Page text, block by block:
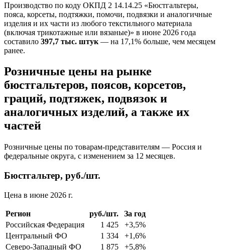
Производство по коду ОКПД 2 14.14.25 «Бюстгальтеры,
пояса, корсеты, подтяжки, помочи, подвязки и аналогичные
изделия и их части из любого текстильного материала
(включая трикотажные или вязаные)» в июне 2026 года
составило 397,7 тыс. штук — на 17,1% больше, чем месяцем
ранее.
Розничные цены на рынке
бюстгальтеров, поясов, корсетов,
граций, подтяжек, подвязок и
аналогичных изделий, а также их
частей
Розничные цены по товарам-представителям — Россия и
федеральные округа, с изменением за 12 месяцев.
Бюстгальтер, руб./шт.
Цена в июне 2026 г.
Регион руб./шт.
За год
Российская Федерация
1 425
+3,5%
Центральный ФО
1 334
+1,6%
Северо-Западный ФО
1 875 +5,8%